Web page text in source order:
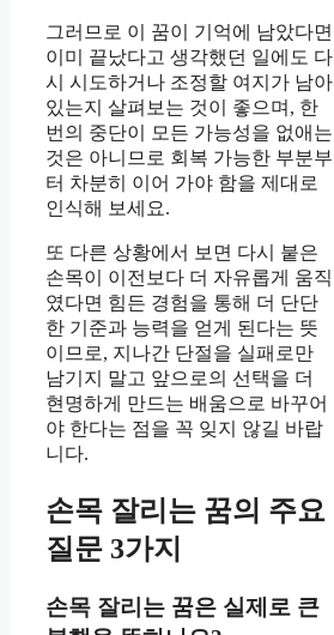
그러므로 이 꿈이 기억에 남았다면
이미 끝났다고 생각했던 일에도 다
시 시도하거나 조정할 여지가 남아
있는지 살펴보는 것이 좋으며, 한
번의 중단이 모든 가능성을 없애는
것은 아니므로 회복 가능한 부분부
터 차분히 이어 가야 함을 제대로
인식해 보세요.
또 다른 상황에서 보면 다시 붙은
손목이 이전보다 더 자유롭게 움직
였다면 힘든 경험을 통해 더 단단
한 기준과 능력을 얻게 된다는 뜻
이므로, 지나간 단절을 실패로만
남기지 말고 앞으로의 선택을 더
현명하게 만드는 배움으로 바꾸어
야 한다는 점을 꼭 잊지 않길 바랍
니다.
손목 잘리는 꿈의 주요
질문 3가지
손목 잘리는 꿈은 실제로 큰